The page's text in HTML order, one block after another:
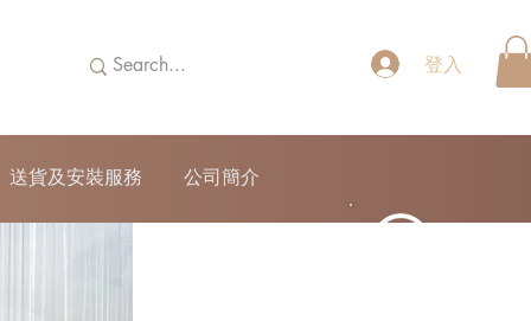
登入
送貨及安裝服務 公司簡介